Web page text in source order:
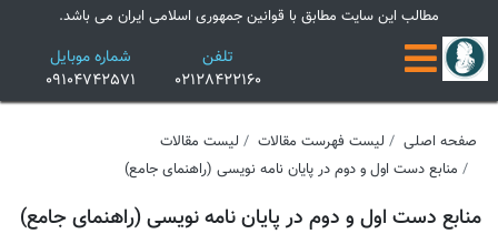
مطالب این سایت مطابق با قوانین جمهوری اسلامی ایران می باشد.
شماره موبایل
09104742571
تلفن
02128422160
×
صفحه اصلی لیست فهرست مقالات
لیست مقالات
منابع دست اول و دوم در پایان نامه نویسی (راهنمای جامع)
منابع دست اول و دوم در پایان نامه نویسی (راهنمای جامع)